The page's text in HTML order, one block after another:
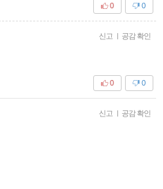
0
0
신고 | 공감 확인
0
0
신고 | 공감 확인